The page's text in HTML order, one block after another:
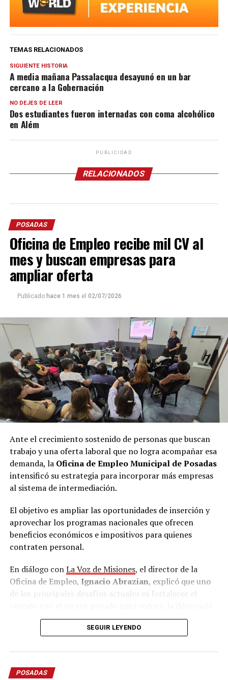
TEMAS RELACIONADOS
SIGUIENTE HISTORIA
A media mañana Passalacqua desayunó en un bar
cercano a la Gobernación
NO DEJES DE LEER
Dos estudiantes fueron internadas con coma alcohólico
en Além
PUBLICIDAD
RELACIONADOS
POSADAS
Oficina de Empleo recibe mil CV al
mes y buscan empresas para
ampliar oferta
Publicado hace 1 mes el 02/07/2026
Ante el crecimiento sostenido de personas que buscan
trabajo y una oferta laboral que no logra acompañar esa
demanda, la Oficina de Empleo Municipal de Posadas
intensificó su estrategia para incorporar más empresas
al sistema de intermediación.
El objetivo es ampliar las oportunidades de inserción y
aprovechar los programas nacionales que ofrecen
beneficios económicos e impositivos para quienes
contraten personal.
En diálogo conLa Voz de Misiones, el director de la
Oficina de Empleo, Ignacio Abrazian, explicó que uno
de los principales desafíos actuales es fortalecer el
que existe entre quienes buscan un empleo y las
vacantes disponibles.
“Tenemos una recepción muy grande de gente. Se
incrementó muchísimo la demanda en estos últimos
meses y en estos últimos años.
SEGUIR LEYENDO
POSADAS